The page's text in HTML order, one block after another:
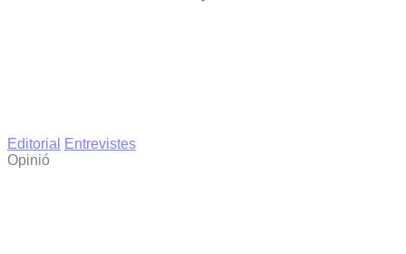
Editorial
Entrevistes
Opinió